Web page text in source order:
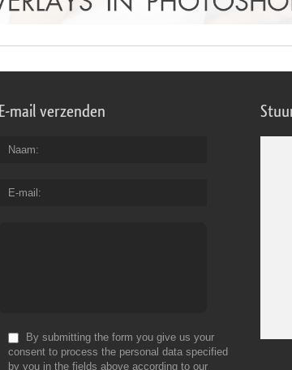
E-mail verzenden
Naam
E-mail
By submitting the form you give us your
consent to process the personal data specified
by you in the fields above according to our